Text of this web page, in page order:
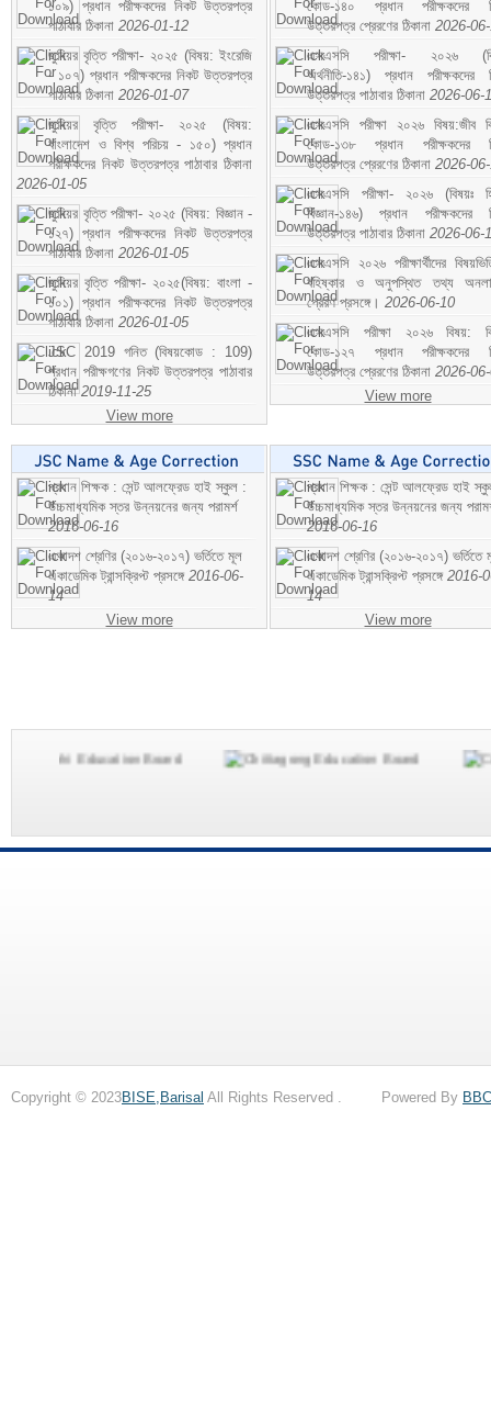
১০৯) প্রধান পরীক্ষকদের নিকট উত্তরপত্র
পাঠাবার ঠিকানা 2026-01-12
জুনিয়র বৃত্তি পরীক্ষা- ২০২৫ (বিষয়: ইংরেজি
- ১০৭) প্রধান পরীক্ষকদের নিকট উত্তরপত্র
পাঠাবার ঠিকানা 2026-01-07
জুনিয়র বৃত্তি পরীক্ষা- ২০২৫ (বিষয়:
বাংলাদেশ ও বিশ্ব পরিচয় - ১৫০) প্রধান
পরীক্ষকদের নিকট উত্তরপত্র পাঠাবার ঠিকানা
2026-01-05
জুনিয়র বৃত্তি পরীক্ষা- ২০২৫ (বিষয়: বিজ্ঞান -
১২৭) প্রধান পরীক্ষকদের নিকট উত্তরপত্র
পাঠাবার ঠিকানা 2026-01-05
জুনিয়র বৃত্তি পরীক্ষা- ২০২৫(বিষয়: বাংলা -
১০১) প্রধান পরীক্ষকদের নিকট উত্তরপত্র
পাঠাবার ঠিকানা 2026-01-05
JSC 2019 গনিত (বিষয়কোড : 109)
প্রধান পরীক্ষগণের নিকট উত্তরপত্র পাঠাবার
ঠিকানা2019-11-25
View more
কোড-১৪০ প্রধান পরীক্ষকদের
উত্তরপত্র প্রেরণের ঠিকানা 2026-
এসএসসি পরীক্ষা- ২০২৬
অর্থনীতি-১৪১) প্রধান পরীক্ষকদের
উত্তরপত্র পাঠাবার ঠিকানা 2026-06-
এসএসসি পরীক্ষা ২০২৬ বিষয়:জীব
কোড-১৩৮ প্রধান পরীক্ষকদের
উত্তরপত্র প্রেরণের ঠিকানা 2026-
এসএসসি পরীক্ষা- ২০২৬ (বিষয়ঃ
বিজ্ঞান-১৪৬) প্রধান পরীক্ষকদের
উত্তরপত্র পাঠাবার ঠিকানা 2026-06-
এসএসসি ২০২৬ পরীক্ষার্থীদের
বহিষ্কার ও অনুপস্থিত তথ্য
প্রেরণ প্রসঙ্গে। 2026-06-10
এসএসসি পরীক্ষা ২০২৬ বিষয়:
কোড-১২৭ প্রধান পরীক্ষকদের
উত্তরপত্র প্রেরণের ঠিকানা 2026-
View more
প্রধান শিক্ষক : সেন্ট আলফ্রেড হাই স্কুল :
উচ্চমাধ্যমিক স্তর উন্নয়নের জন্য পরামর্শ
2016-06-16
একাদশ শ্রেণির (২০১৬-২০১৭) ভর্তিতে মূল
একাডেমিক ট্রান্সক্রিপ্ট প্রসঙ্গে 2016-06-
14
View more
প্রধান শিক্ষক : সেন্ট আলফ্রেড হাই
উচ্চমাধ্যমিক স্তর উন্নয়নের জন্য
2016-06-16
একাদশ শ্রেণির (২০১৬-২০১৭) ভর্তিতে
একাডেমিক ট্রান্সক্রিপ্ট প্রসঙ্গে 2016-
14
View more
Copyright © 2023BISE,Barisal All Rights Reserved . Powered By